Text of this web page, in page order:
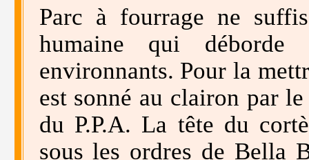
Parc à fourrage ne
humaine qui déborde
environnants. Pour la
est sonné au clairon par
du P.P.A. La tête du
sous les ordres de Bella